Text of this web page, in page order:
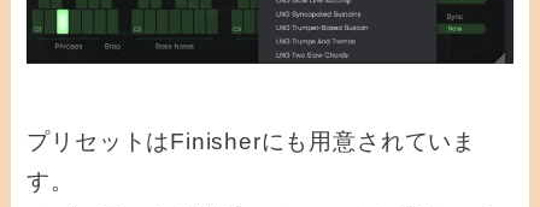
プリセットはFinisherにも用意されていま
す。